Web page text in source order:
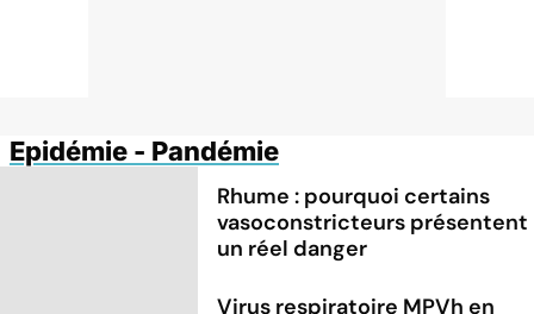
Epidémie - Pandémie
Rhume : pourquoi certains
vasoconstricteurs présentent
un réel danger
Virus respiratoire MPVh en